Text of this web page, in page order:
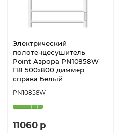
Электрический
полотенцесушитель
Point Аврора PN10858W
П8 500x800 диммер
справа Белый
PN10858W
11060 р